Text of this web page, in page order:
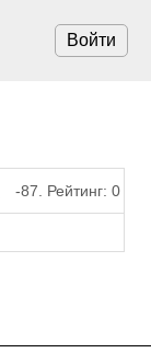
Войти
-87. Рейтинг: 0